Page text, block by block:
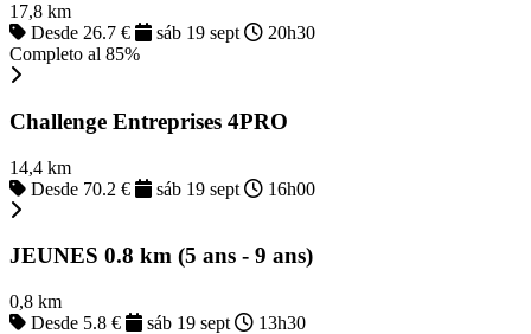
17,8 km
Desde 26.7 €
sáb 19 sept
20h30
Completo al 85%
Challenge Entreprises 4PRO
14,4 km
Desde 70.2 €
sáb 19 sept 16h00
JEUNES 0.8 km (5 ans - 9 ans)
0,8 km
Desde 5.8 €
sáb 19 sept 13h30